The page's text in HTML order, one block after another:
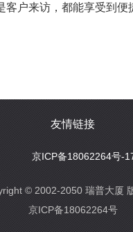
客户来访，都能享受到便
友情链接
京ICP备18062264号-
© 2002-2050 瑞普大厦
京ICP备18062264号